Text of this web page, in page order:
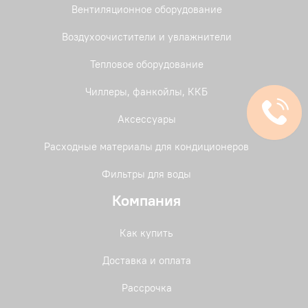
Вентиляционное оборудование
Воздухоочистители и увлажнители
Тепловое оборудование
Чиллеры, фанкойлы, ККБ
Аксессуары
Расходные материалы для кондиционеров
Фильтры для воды
Компания
Как купить
Доставка и оплата
Рассрочка